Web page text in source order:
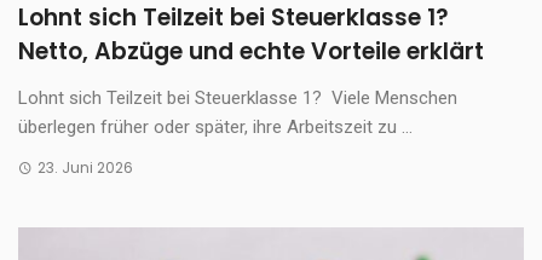
Lohnt sich Teilzeit bei Steuerklasse 1?
Netto, Abzüge und echte Vorteile erklärt
Lohnt sich Teilzeit bei Steuerklasse 1? Viele Menschen
überlegen früher oder später, ihre Arbeitszeit zu ...
23. Juni 2026